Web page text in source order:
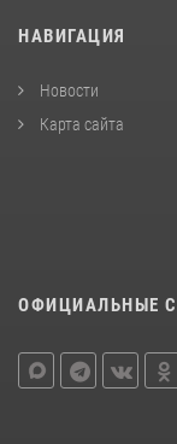
НАВИГАЦИЯ
Новости
Карта сайта
ОФИЦИАЛЬНЫЕ